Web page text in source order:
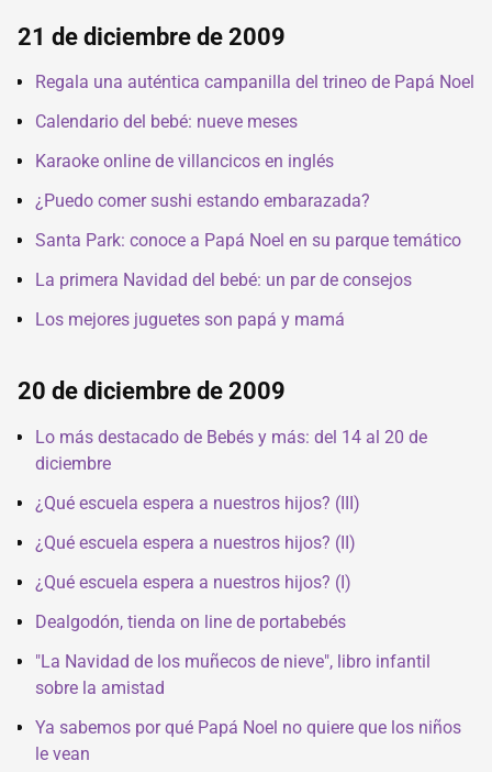
21 de diciembre de 2009
Regala una auténtica campanilla del trineo de Papá Noel
Calendario del bebé: nueve meses
Karaoke online de villancicos en inglés
¿Puedo comer sushi estando embarazada?
Santa Park: conoce a Papá Noel en su parque temático
La primera Navidad del bebé: un par de consejos
Los mejores juguetes son papá y mamá
20 de diciembre de 2009
Lo más destacado de Bebés y más: del 14 al 20 de
diciembre
¿Qué escuela espera a nuestros hijos? (III)
¿Qué escuela espera a nuestros hijos? (II)
¿Qué escuela espera a nuestros hijos? (I)
Dealgodón, tienda on line de portabebés
"La Navidad de los muñecos de nieve", libro infantil
sobre la amistad
Ya sabemos por qué Papá Noel no quiere que los niños
le vean